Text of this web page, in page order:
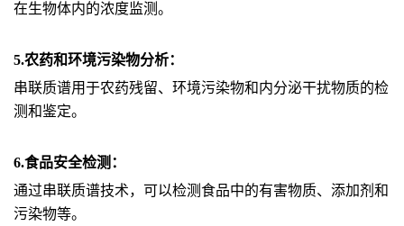
在生物体内的浓度监测。
5.农药和环境污染物分析：
串联质谱用于农药残留、环境污染物和内分泌干扰物质的检
测和鉴定。
6.食品安全检测：
通过串联质谱技术，可以检测食品中的有害物质、添加剂和
污染物等。